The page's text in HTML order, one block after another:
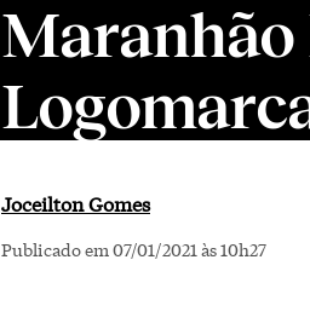
Maranhão
Joceilton Gomes
Publicado em 07/01/2021 às 10h27